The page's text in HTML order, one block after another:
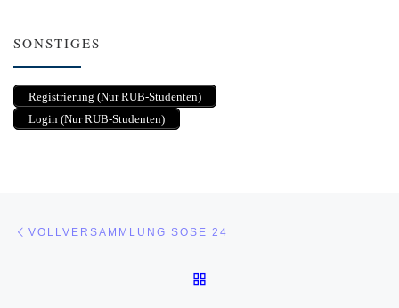
SONSTIGES
Registrierung (Nur RUB-Studenten)
Login (Nur RUB-Studenten)
VOLLVERSAMMLUNG SOSE 24